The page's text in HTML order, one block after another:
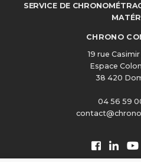
SERVICE DE
CHRONO
19 rue
Espace
38 420
04 56 59